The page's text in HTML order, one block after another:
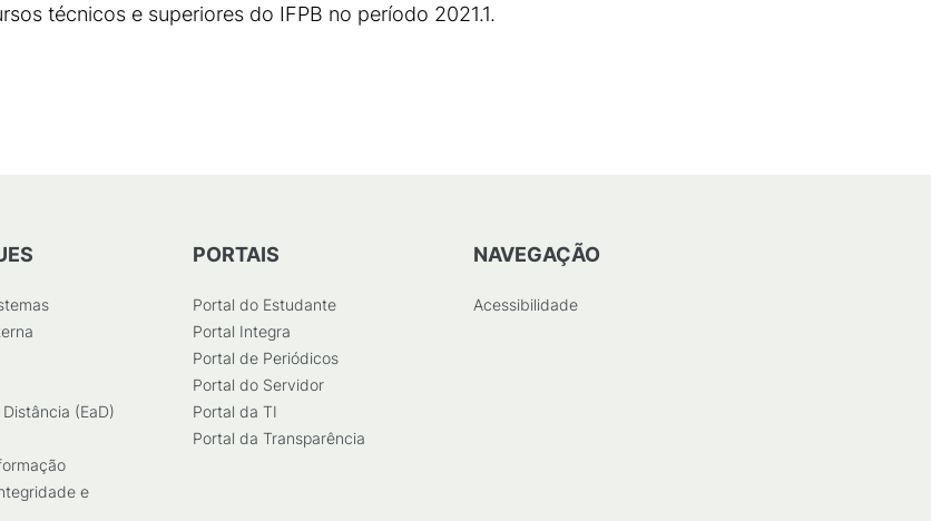
técnicos e superiores do IFPB no período 2021.1.
(EaD)
e
PORTAIS
Portal do Estudante
Portal Integra
Portal de Periódicos
Portal do Servidor
Portal da TI
Portal da Transparência
NAVEGAÇÃO
Acessibilidade